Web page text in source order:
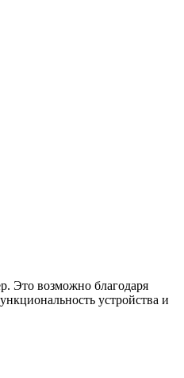
Это возможно благодаря
устройства и